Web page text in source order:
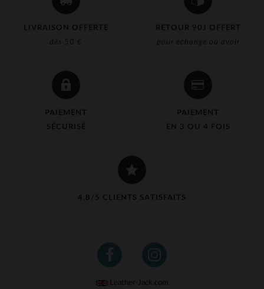
LIVRAISON OFFERTE
dès 50 €
RETOUR 90J OFFERT
pour échange ou avoir
PAIEMENT
SÉCURISÉ
PAIEMENT
EN 3 OU 4 FOIS
4,8/5 CLIENTS SATISFAITS
Leather-Jack.com